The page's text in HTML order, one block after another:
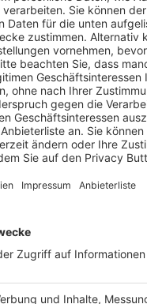
Vereinsmitarbeiter
BFV